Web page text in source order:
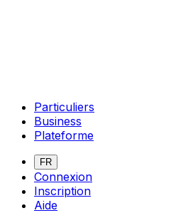
Particuliers
Business
Plateforme
FR
Connexion
Inscription
Aide